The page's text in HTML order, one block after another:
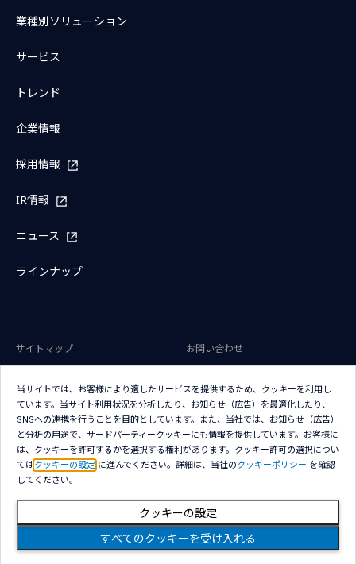
業種別ソリューション
サービス
トレンド
企業情報
採用情報
IR情報
ニュース
ラインナップ
サイトマップ
お問い合わせ
アクセシビリティポリシー
クッキー（Cookie）ポリシー
クッキー（Cookie）プリファレン
ス
Copyright © NTT DATA Japan Corporation
当サイトでは、お客様により適したサービスを提供するため、クッキーを利用し
ています。当サイト利用状況を分析したり、お知らせ（広告）を最適化したり、
SNSへの連携を行うことを目的としています。また、当社では、お知らせ（広告）
と分析の用途で、サードパーティークッキーにも情報を提供しています。お客様に
は、クッキーを許可するかを選択する権利があります。クッキー許可の選択につい
ては クッキーの設定 に進んでください。詳細は、当社のクッキーポリシー を確認
してください。
すべてのクッキーを受け入れる
クッキーの設定